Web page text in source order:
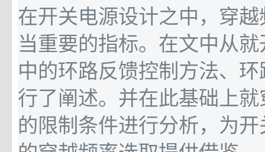
在开关电源设计之中，穿
当重要的指标。在文中从
中的环路反馈控制方法、
行了阐述。并在此基础上
的限制条件进行分析，为